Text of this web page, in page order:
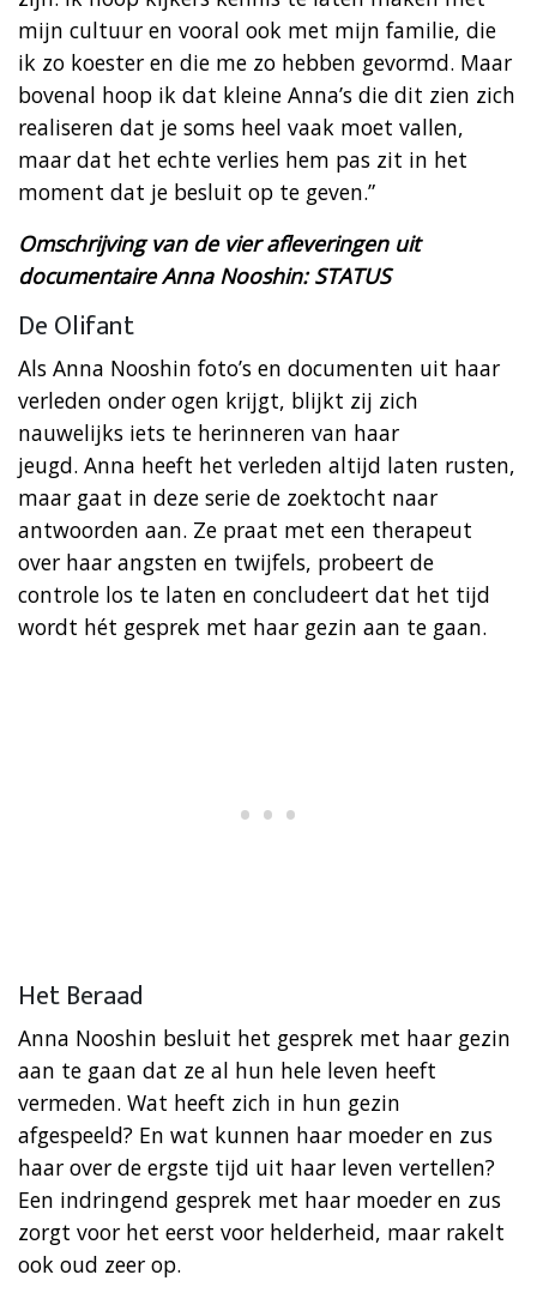
mijn cultuur en vooral ook met mijn familie, die
ik zo koester en die me zo hebben gevormd. Maar
bovenal hoop ik dat kleine Anna’s die dit zien zich
realiseren dat je soms heel vaak moet vallen,
maar dat het echte verlies hem pas zit in het
moment dat je besluit op te geven.”
Omschrijving van de vier afleveringen uit
documentaire Anna Nooshin: STATUS
De Olifant
Als Anna Nooshin foto’s en documenten uit haar
verleden onder ogen krijgt, blijkt zij zich
nauwelijks iets te herinneren van haar
jeugd. Anna heeft het verleden altijd laten rusten,
maar gaat in deze serie de zoektocht naar
antwoorden aan. Ze praat met een therapeut
over haar angsten en twijfels, probeert de
controle los te laten en concludeert dat het tijd
wordt hét gesprek met haar gezin aan te gaan.
Het Beraad
Anna Nooshin besluit het gesprek met haar gezin
aan te gaan dat ze al hun hele leven heeft
vermeden. Wat heeft zich in hun gezin
afgespeeld? En wat kunnen haar moeder en zus
haar over de ergste tijd uit haar leven vertellen?
Een indringend gesprek met haar moeder en zus
zorgt voor het eerst voor helderheid, maar rakelt
ook oud zeer op.